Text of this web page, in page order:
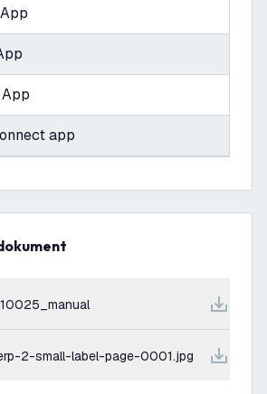
app
2-small-label-page-0001.jpg